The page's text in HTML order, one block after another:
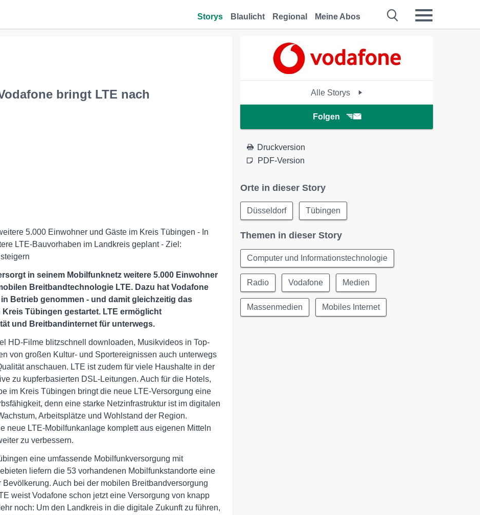
Storys Blaulicht Regional Meine Abos
bringt LTE nach
5.000 Einwohner und Gäste im Kreis Tübingen - In
LTE-Bauvorhaben im Landkreis geplant - Ziel:
in seinem Mobilfunknetz weitere 5.000 Einwohner
Breitbandtechnologie LTE. Dazu hat Vodafone
Betrieb genommen - und damit gleichzeitig das
Tübingen gestartet. LTE ermöglicht
und Breitbandinternet für unterwegs.
HD-Filme blitzschnell downloaden, Musikvideos in Top-
von großen Kultur- und Sportereignissen auch unterwegs
anschauen. LTE ist zudem für viele Haushalte in der
zu kupferbasierten DSL-Leitungen. Auch für die Hotels,
im Kreis Tübingen bringt die neue LTE-Versorgung eine
denn eine starke Netzinfrastruktur ist im digitalen
Arbeitsplätze und Wohlstand der Region.
neue LTE-Mobilfunkanlage komplett aus eigenen Mitteln
zu verbessern.
eine umfassende Mobilfunkversorgung mit
liefern die 53 vorhandenen Mobilfunkstandorte eine
Auch bei der mobilen Breitbandversorgung
weist Vodafone schon jetzt eine Versorgung von knapp
noch: Um den Landkreis in die digitale Zukunft zu führen,
Alle Storys
Folgen
Druckversion
PDF-Version
Orte in dieser Story
Düsseldorf Tübingen
Themen in dieser Story
Computer und Informationstechnologie
Radio Vodafone Medien
Massenmedien Mobiles Internet